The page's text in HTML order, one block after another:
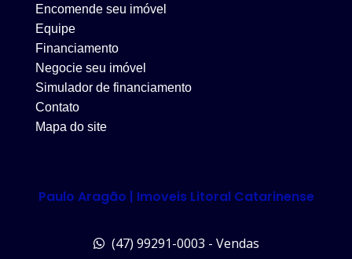
Encomende seu imóvel
Equipe
Financiamento
Negocie seu imóvel
Simulador de financiamento
Contato
Mapa do site
Paulo Aragão | Imoveis Litoral Catarinense
(47) 99291-0003 - Vendas